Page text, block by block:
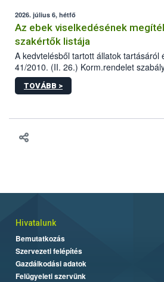
2026. július 6, hétfő
Az ebek viselkedésének
szakértők listája
A kedvtelésből tartott állatok tartásáról
41/2010. (II. 26.) Korm.rendelet
sérülés, illetve ennek veszélye
hatósági feladatokat, valamint a
TOVÁBB >
Hivatalunk
Bemutatkozás
Szervezeti felépítés
Gazdálkodási adatok
Felügyeleti szervünk